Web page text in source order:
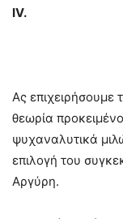
IV.
Ας
θεωρία
ψυχαναλυτικά
επιλογή του
Αργύρη.